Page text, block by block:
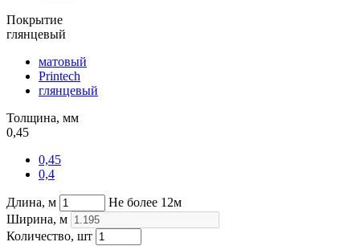
Покрытие
глянцевый
матовый
Printech
глянцевый
Толщина, мм
0,45
0,45
0,4
Длина, м
Не более 12м
Ширина, м
Количество, шт